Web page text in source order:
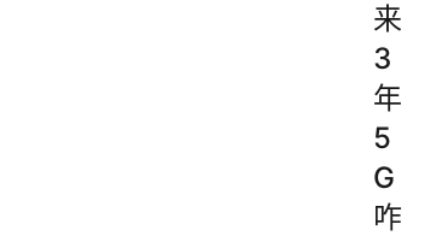
来
3
年
5
G
咋